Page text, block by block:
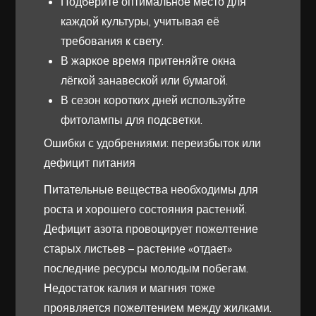
каждой культуры, учитывая её
требования к свету.
В жаркое время притеняйте окна
лёгкой занавеской или бумагой.
В сезон коротких дней используйте
фитолампы для подсветки.
Ошибки с удобрениями: переизбыток или
дефицит питания
Питательные вещества необходимы для
роста и хорошего состояния растений.
Дефицит азота провоцирует пожелтение
старых листьев – растение «отдает»
последние ресурсы молодым побегам.
Недостаток калия и магния тоже
проявляется пожелтением между жилками.